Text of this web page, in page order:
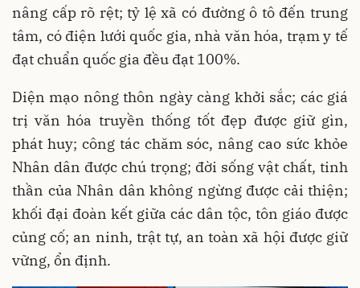
nâng cấp rõ rệt; tỷ lệ xã có đường ô tô đến trung
tâm, có điện lưới quốc gia, nhà văn hóa, trạm y tế
đạt chuẩn quốc gia đều đạt 100%.
Diện mạo nông thôn ngày càng khởi sắc; các giá
trị văn hóa truyền thống tốt đẹp được giữ gìn,
phát huy; công tác chăm sóc, nâng cao sức khỏe
Nhân dân được chú trọng; đời sống vật chất, tinh
thần của Nhân dân không ngừng được cải thiện;
khối đại đoàn kết giữa các dân tộc, tôn giáo được
củng cố; an ninh, trật tự, an toàn xã hội được giữ
vững, ổn định.